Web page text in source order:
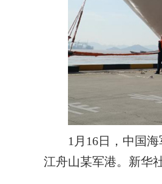
1月16日，中国海
江舟山某军港。新华